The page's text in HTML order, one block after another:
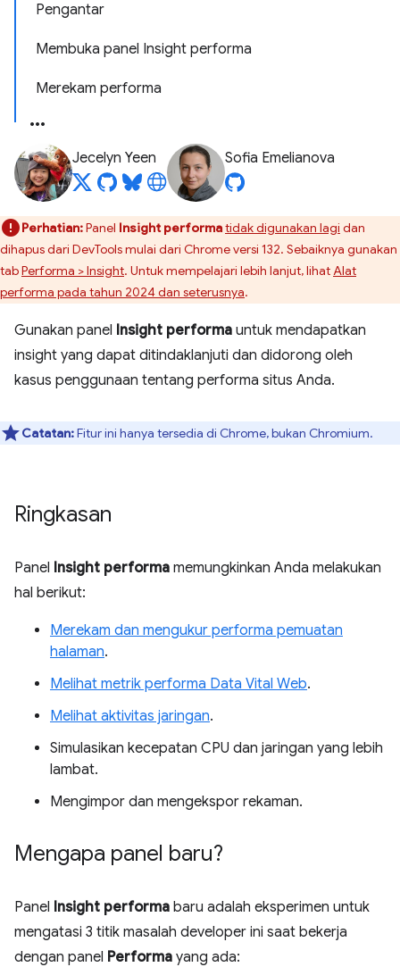
Pengantar
Membuka panel Insight performa
Merekam performa
Jecelyn Yeen Sofia Emelianova
Perhatian:Panel Insight performatidak digunakan lagi dan
dihapus dari DevTools mulai dari Chrome versi 132. Sebaiknya gunakan
tabPerforma > Insight. Untuk mempelajari lebih lanjut, lihatAlat
performa pada tahun 2024 dan seterusnya.
Gunakan panel Insight performa untuk mendapatkan
insight yang dapat ditindaklanjuti dan didorong oleh
kasus penggunaan tentang performa situs Anda.
Catatan:Fitur ini hanya tersedia di Chrome, bukan Chromium.
Ringkasan
Panel Insight performa memungkinkan Anda melakukan
hal berikut:
Merekam dan mengukur performa pemuatan
halaman.
Melihat metrik performa Data Vital Web.
Melihat aktivitas jaringan.
Simulasikan kecepatan CPU dan jaringan yang lebih
lambat.
Mengimpor dan mengekspor rekaman.
Mengapa panel baru?
Panel Insight performa baru adalah eksperimen untuk
mengatasi 3 titik masalah developer ini saat bekerja
dengan panel Performa yang ada: